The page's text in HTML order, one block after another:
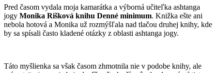
Pred časom vydala moja kamarátka a výborná učiteľka ashtanga
jogy Monika Rišková knihu Denné minimum. Knižka ešte ani
nebola hotová a Monika už rozmýšľala nad tlačou druhej knihy, kde
by sa spísali často kladené otázky z oblasti ashtanga jogy.
Táto myšlienka sa však časom zhmotnila nie v podobe knihy, ale